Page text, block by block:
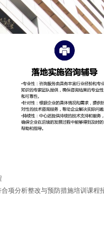
项分析整改与预防措施培训课程